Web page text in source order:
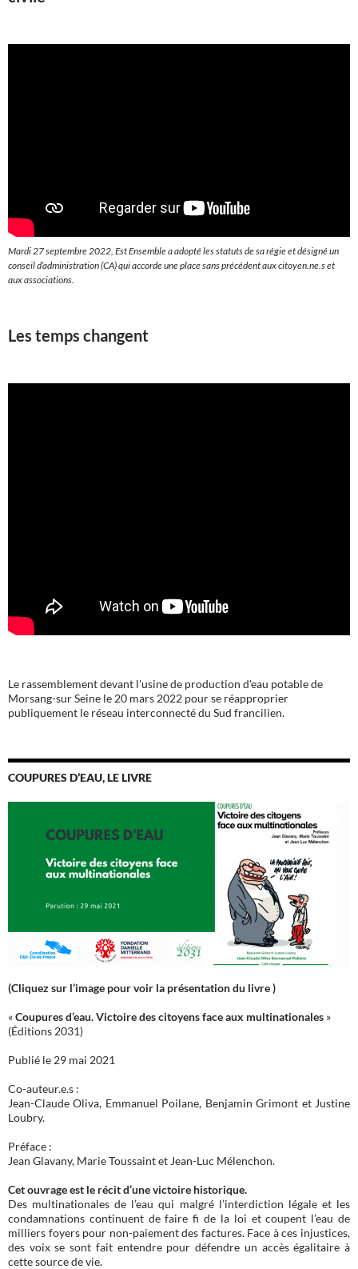
Mardi 27 septembre 2022, Est Ensemble a adopté les statuts de sa régie et désigné un
conseil d’administration (CA) qui accorde une place sans précédent aux citoyen.ne.s et
aux associations.
Les temps changent
Le rassemblement devant l'usine de production d'eau potable de
Morsang-sur Seine le 20 mars 2022 pour se réapproprier
publiquement le réseau interconnecté du Sud francilien.
COUPURES D’EAU, LE LIVRE
(Cliquez sur l’image pour voir la présentation du livre )
«Coupures d’eau. Victoire des citoyens face aux multinationales »
(Éditions 2031)
Publié le 29 mai 2021
Co-auteur.e.s :
Jean-Claude Oliva, Emmanuel Poilane, Benjamin Grimont et Justine
Loubry.
Préface :
Jean Glavany, Marie Toussaint et Jean-Luc Mélenchon.
Cet ouvrage est le récit d’une victoire historique.
Des multinationales de l’eau qui malgré l’interdiction légale et les
condamnations continuent de faire fi de la loi et coupent l’eau de
milliers foyers pour non-paiement des factures. Face à ces injustices,
des voix se sont fait entendre pour défendre un accès égalitaire à
cette source de vie.